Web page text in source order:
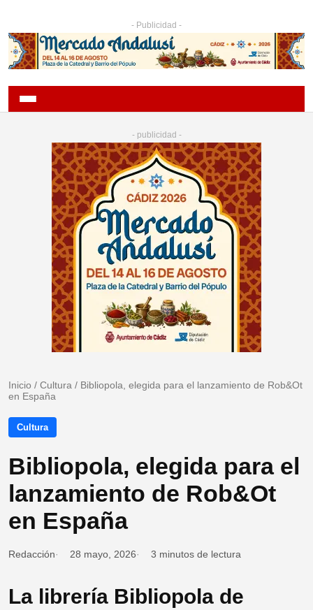
- Publicidad -
- publicidad -
Inicio / Cultura / Bibliopola, elegida para el lanzamiento de Rob&Ot
en España
Cultura
Bibliopola, elegida para el
lanzamiento de Rob&Ot
en España
Redacción 28 mayo, 2026 3 minutos de lectura
La librería Bibliopola de